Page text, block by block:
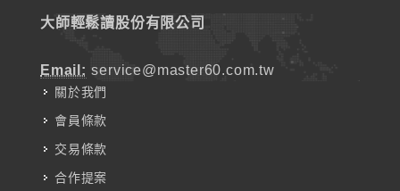
大師輕鬆讀股份有限公司
Email: service@master60.com.tw
關於我們
會員條款
交易條款
合作提案